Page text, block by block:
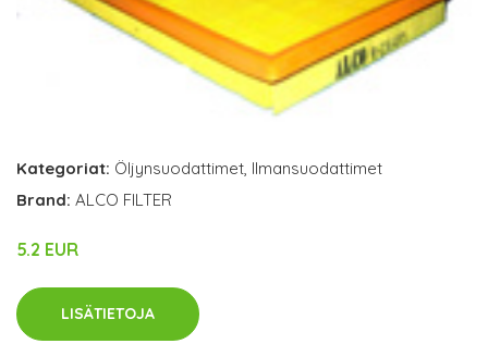
Kategoriat: Öljynsuodattimet, Ilmansuodattimet
Brand: ALCO FILTER
5.2 EUR
LISÄTIETOJA